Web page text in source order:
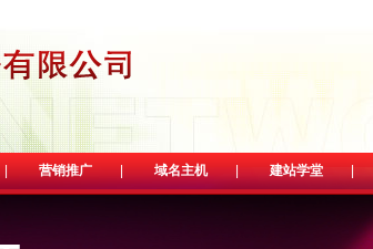
| 营销推广 | 域名主机 | 建站学堂